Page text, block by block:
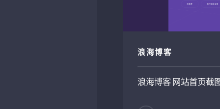
浪海博客
浪海博客 网站首页截